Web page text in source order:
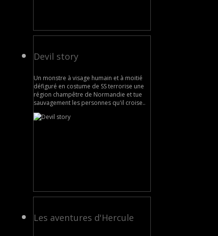
Devil story
Un monstre à visage humain et à moitié
défiguré en costume de SS terrorise une
région champêtre de Normandie et tue
sauvagement les personnes qu'il croise..
Les aventures d'Hercule